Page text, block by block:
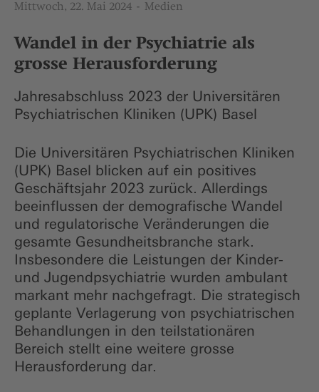
Mittwoch, 22. Mai 2024 Medien
Wandel in der Psychiatrie als
grosse Herausforderung
Jahresabschluss 2023 der Universitären
Psychiatrischen Kliniken (UPK) Basel
Die Universitären Psychiatrischen Kliniken
(UPK) Basel blicken auf ein positives
Geschäftsjahr 2023 zurück. Allerdings
beeinflussen der demografische Wandel
und regulatorische Veränderungen die
gesamte Gesundheitsbranche stark.
Insbesondere die Leistungen der Kinder-
und Jugendpsychiatrie wurden ambulant
markant mehr nachgefragt. Die strategisch
geplante Verlagerung von psychiatrischen
Behandlungen in den teilstationären
Bereich stellt eine weitere grosse
Herausforderung dar.